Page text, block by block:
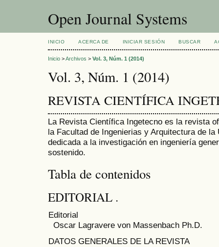
Open Journal Systems
INICIO ACERCA DE INICIAR SESIÓN BUSCAR
Inicio >Archivos > Vol. 3, Núm. 1 (2014)
Vol. 3, Núm. 1 (2014)
REVISTA CIENTÍFICA
La Revista Científica Ingetecno es la revista
la Facultad de Ingenierias y Arquitectura de
dedicada a la investigación en ingeniería
sostenido.
Tabla de contenidos
EDITORIAL .
Editorial
Oscar Lagravere von Massenbach Ph.D.
DATOS GENERALES DE LA REVISTA